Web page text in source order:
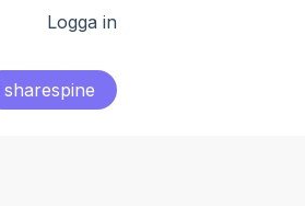
Logga in
sharespine